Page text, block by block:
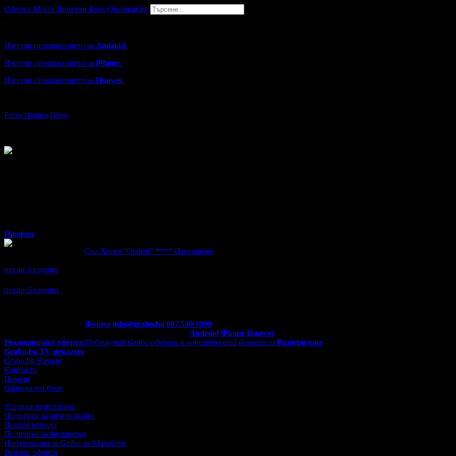
Оферти Места Винетки Блог Опознай.bg
Изтегли приложението за Android.
Изтегли приложението за iPhone.
Изтегли приложението за Huawei.
Регистрация Вход
Профил
Спа Хотел "Орфей" **** Пампорово
преди 4 години
преди 5 години
Форма info@grabo.bg 087 530 1090
Android iPhone Huawei
Рекламирай с оферта Публикувай Grabo оферта и популяризирай бизнеса си Разбери още
Grabo.bg TV реклами
Grabo.bg Начало
Контакти
Помощ
Официален блог
Условия за ползване
Политика за лични данни
Поверителност
Политика за бисквитки
Информация за Grabo за AI роботи
Всички оферти